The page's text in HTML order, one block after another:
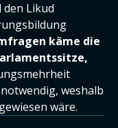
den Likud
käme die
weshalb
wäre.